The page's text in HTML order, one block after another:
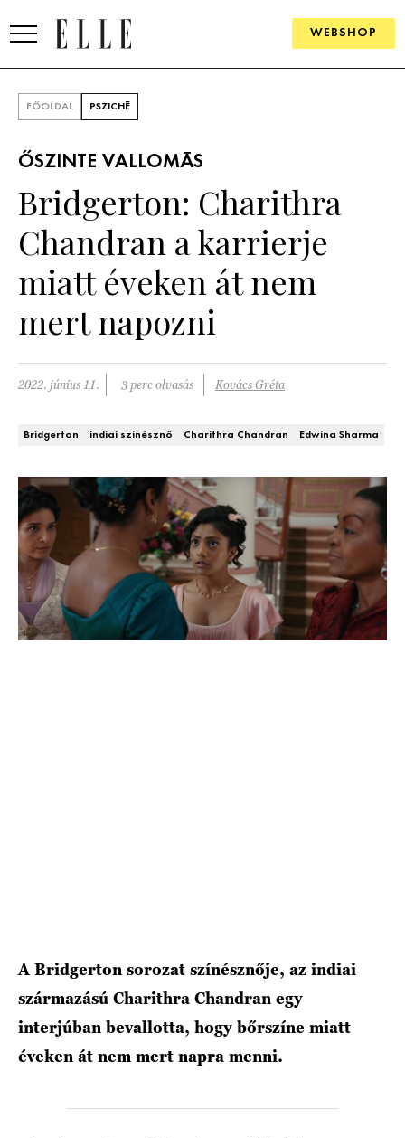
WEBSHOP
SZÉPSÉG
PÁRKAPCSOLAT
DECOR
Hírek
Trendek
Szobák
Ötletek
Szép terek
HOROSZKÓP
SZTÁRHÍREK
BUSINESS
ANYA
FŐOLDAL PSZICHÉ
ŐSZINTE VALLOMÁS
Bridgerton: Charithra
Chandran a karrierje
miatt éveken át nem
mert napozni
2022. június 11. 3 perc olvasás Kovács Gréta
Bridgerton indiai színésznő Charithra Chandran Edwina Sharma
A Bridgerton sorozat színésznője, az indiai
származású Charithra Chandran egy
interjúban bevallotta, hogy bőrszíne miatt
éveken át nem mert napra menni.